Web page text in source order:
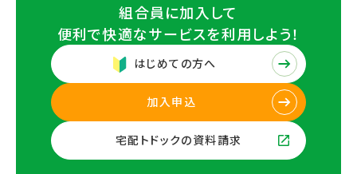
組合員に加入して
便利で快適なサービスを利用しよう！
はじめての方へ
加入申込
宅配トドックの資料請求